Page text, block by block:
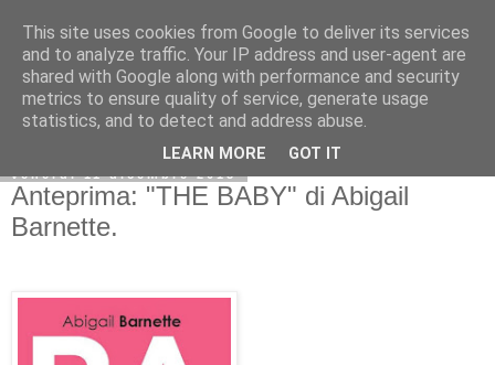
venerdì 11 dicembre 2015
Anteprima: "THE BABY" di Abigail
Barnette.
This site uses cookies from Google to deliver its services
and to analyze traffic. Your IP address and user-agent are
shared with Google along with performance and security
metrics to ensure quality of service, generate usage
statistics, and to detect and address abuse.
LEARN MORE GOT IT